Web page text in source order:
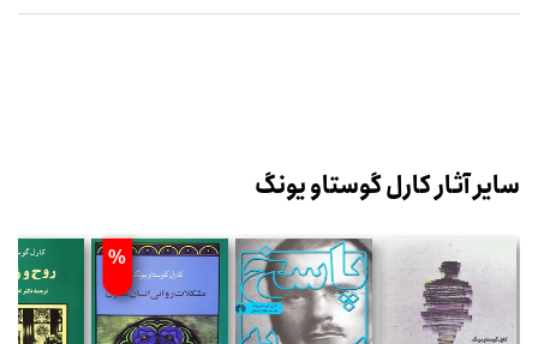
سایر آثار کارل گوستاو یونگ
%